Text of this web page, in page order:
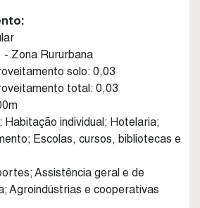
Zona Rururbana
solo: 0,03
total: 0,03
individual; Hotelaria;
Escolas, cursos, bibliotecas e
Assistência geral e de
Agroindústrias e cooperativas